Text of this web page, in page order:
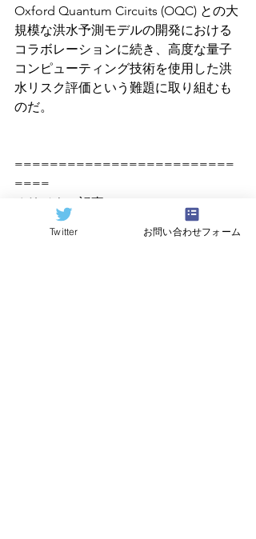
Oxford Quantum Circuits (OQC) との大
規模な洪水予測モデルの開発における
コラボレーションに続き、高度な量子
コンピューティング技術を使用した洪
水リスク評価という難題に取り組むも
のだ。
=========================
====
オリジナル記事：Quantum
Computing Report （by GQI）
https://quantumcomputingreport.com/
Twitter お問い合わせフォーム